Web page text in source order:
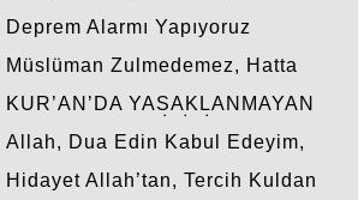
Deprem Alarmı Yapıyoruz
Müslüman Zulmedemez, Hatta
KUR’AN’DA YASAKLANMAYAN
Allah, Dua Edin Kabul Edeyim,
Hidayet Allah’tan, Tercih Kuldan